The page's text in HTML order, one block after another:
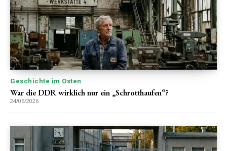
Geschichte im Osten
War die DDR wirklich nur ein „Schrotthaufen“?
24/06/2026